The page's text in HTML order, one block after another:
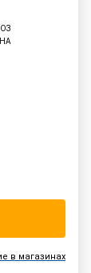
в магазинах